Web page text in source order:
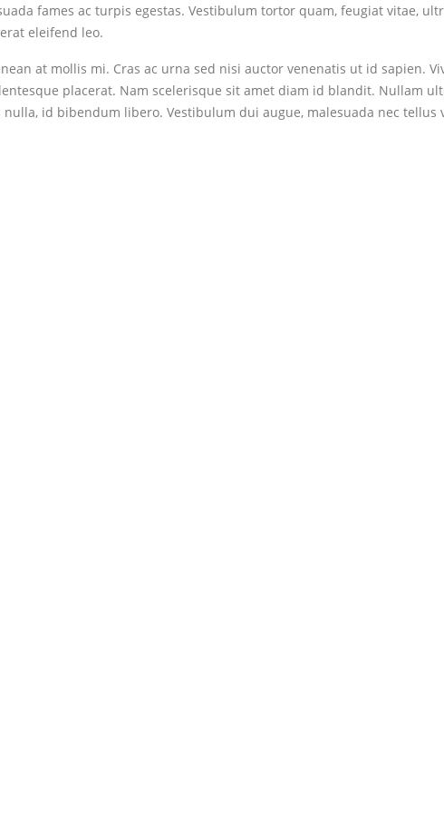
fames ac turpis egestas. Vestibulum tortor quam, feugiat vitae,
eleifend leo.
at mollis mi. Cras ac urna sed nisi auctor venenatis ut id sapien.
placerat. Nam scelerisque sit amet diam id blandit. Nullam
id bibendum libero. Vestibulum dui augue, malesuada nec